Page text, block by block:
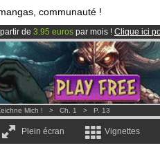
communauté !
de 3.95 euros par mois ! Clique ici
1000BDs & Mangas!
désormais lancé
Mich ! > Ch. 1 > P. 13
Plein écran Vignettes